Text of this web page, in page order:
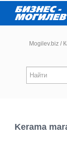
Новости
Каталог
Mogilev.biz /
Kerama